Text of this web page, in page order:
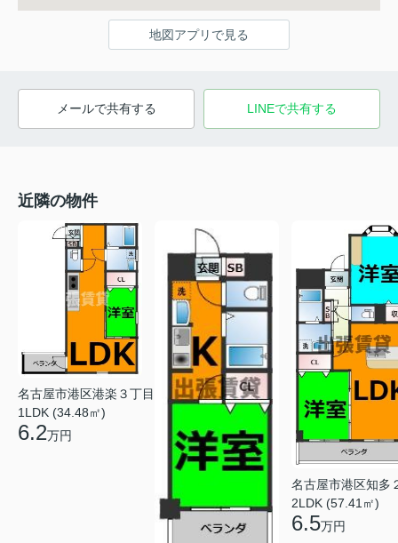
地図アプリで見る
メールで共有する LINEで共有する
近隣の物件
名古屋市港区港楽３丁目
1LDK (34.48㎡)
6.2万円
名古屋市港区知多
2LDK (57.41㎡)
6.5万円